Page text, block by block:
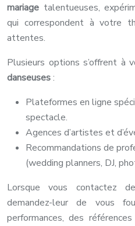
mariage talentueuses,
qui correspondent à votre
attentes.
Plusieurs options s’offrent à
danseuses:
Plateformes en ligne
spectacle.
Agences d’artistes et
Recommandations de
(wedding planners, DJ,
Lorsque vous contactez
demandez-leur de vous
performances, des